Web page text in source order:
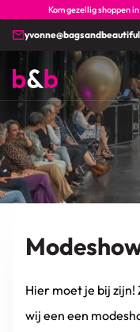
Kom gezellig shoppen
Hier moet je bij zijn!
wij een een